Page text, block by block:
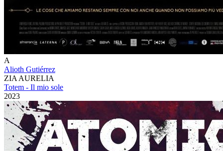
A
Alioth Gutiérrez
ZIA AURELIA
Totem - Il mio sole
2023